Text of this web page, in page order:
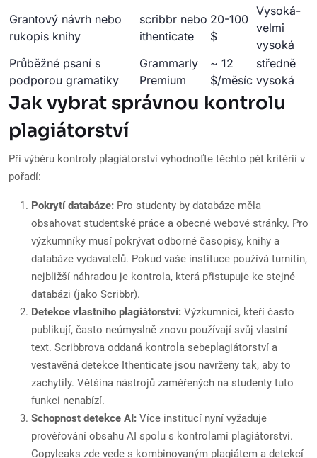
Grantový návrh nebo
rukopis knihy
scribbr nebo
ithenticate
20-100
$
Vysoká-
velmi
vysoká
Průběžné psaní s
podporou gramatiky
Grammarly
Premium
~ 12
$/měsíc
středně
vysoká
Jak vybrat správnou kontrolu
plagiátorství
Při výběru kontroly plagiátorství vyhodnoťte těchto pět kritérií v
pořadí:
Pokrytí databáze: Pro studenty by databáze měla
obsahovat studentské práce a obecné webové stránky. Pro
výzkumníky musí pokrývat odborné časopisy, knihy a
databáze vydavatelů. Pokud vaše instituce používá turnitin,
nejbližší náhradou je kontrola, která přistupuje ke stejné
databázi (jako Scribbr).
Detekce vlastního plagiátorství: Výzkumníci, kteří často
publikují, často neúmyslně znovu používají svůj vlastní
text. Scribbrova oddaná kontrola sebeplagiátorství a
vestavěná detekce Ithenticate jsou navrženy tak, aby to
zachytily. Většina nástrojů zaměřených na studenty tuto
funkci nenabízí.
Schopnost detekce AI: Více institucí nyní vyžaduje
prověřování obsahu AI spolu s kontrolami plagiátorství.
Copyleaks zde vede s kombinovaným plagiátem a detekcí